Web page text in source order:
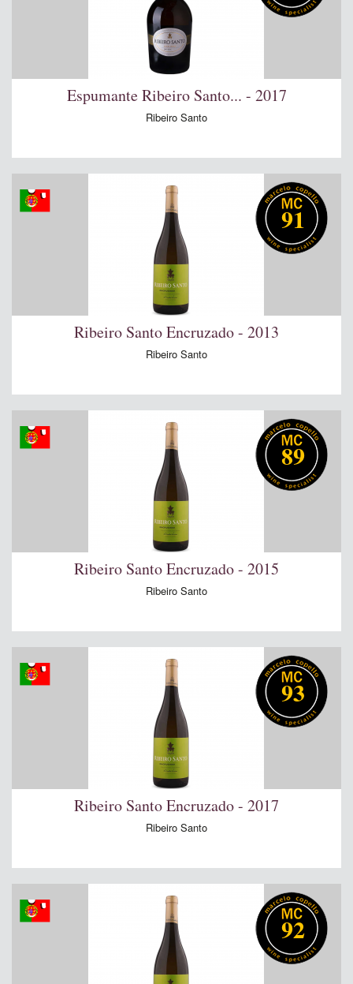
Espumante Ribeiro Santo... - 2017
Ribeiro Santo
91
Ribeiro Santo Encruzado - 2013
Ribeiro Santo
89
Ribeiro Santo Encruzado - 2015
Ribeiro Santo
93
Ribeiro Santo Encruzado - 2017
Ribeiro Santo
92